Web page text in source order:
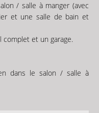
/ salle à manger (avec
et une salle de bain et
complet et un garage.
dans le salon / salle à